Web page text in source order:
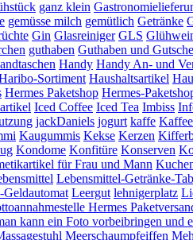
ganz klein
gemüsse milch gemütlich Getränke
Gin Glasreiniger GLS
guthaben Guthaben und
Handy Handy An- und
Sortiment Haushaltsartikel
Hermes Paketshop Hermes-
Iced Coffee Iced Tea Imbiss
jackDaniels jogurt kaffe Kaffee
Kaugummis Kekse Kerzen
Kondome Konfitüre Konserven
für Frau und Mann
Lebensmittel-Getränke-
Geldautomat Leergut lehnigerplatz
Hermes
kann ein Foto vorbeibringen und
Meerschaumpfeiffen